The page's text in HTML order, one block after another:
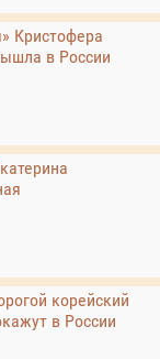
Кристофера
в России
корейский
в России